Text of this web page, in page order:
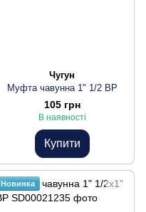
Чугун
Муфта чавунна 1" 1/2 ВР
105 грн
В наявності
Купити
Новинка